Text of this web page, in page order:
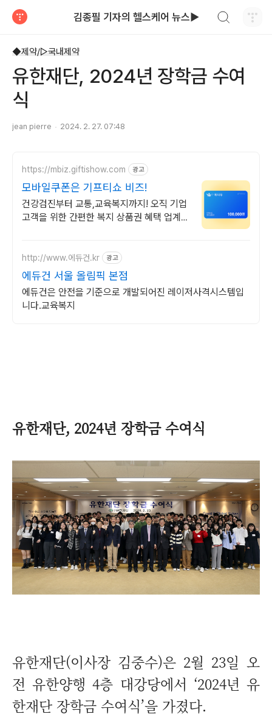
김종필 기자의 헬스케어 뉴스▶
◆제약/▷국내제약
유한재단, 2024년 장학금 수여
식
jean pierre 2024. 2. 27. 07:48
https://mbiz.giftishow.com 광고
모바일쿠폰은 기프티쇼 비즈!
건강검진부터 교통,교육복지까지! 오직 기업
고객을 위한 간편한 복지 상품권 혜택 업계유
http://www.에듀건.kr 광고
에듀건 서울 올림픽 본점
에듀건은 안전을 기준으로 개발되어진 레이저사격시스템입
니다.교육복지
유한재단, 2024년 장학금 수여식
유한재단(이사장 김중수)은 2월 23일 오
전 유한양행 4층 대강당에서 ‘2024년 유
한재단 장학금 수여식’을 가졌다.